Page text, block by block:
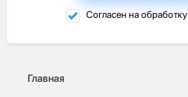
Согласен на обработку
Главная